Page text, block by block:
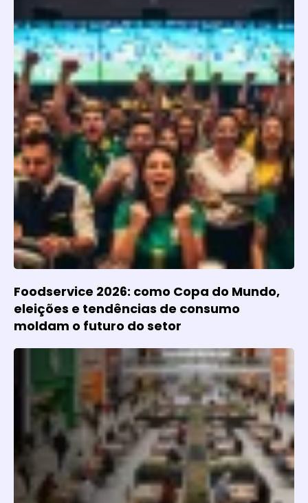
Foodservice 2026: como Copa do Mundo,
eleições e tendências de consumo
moldam o futuro do setor